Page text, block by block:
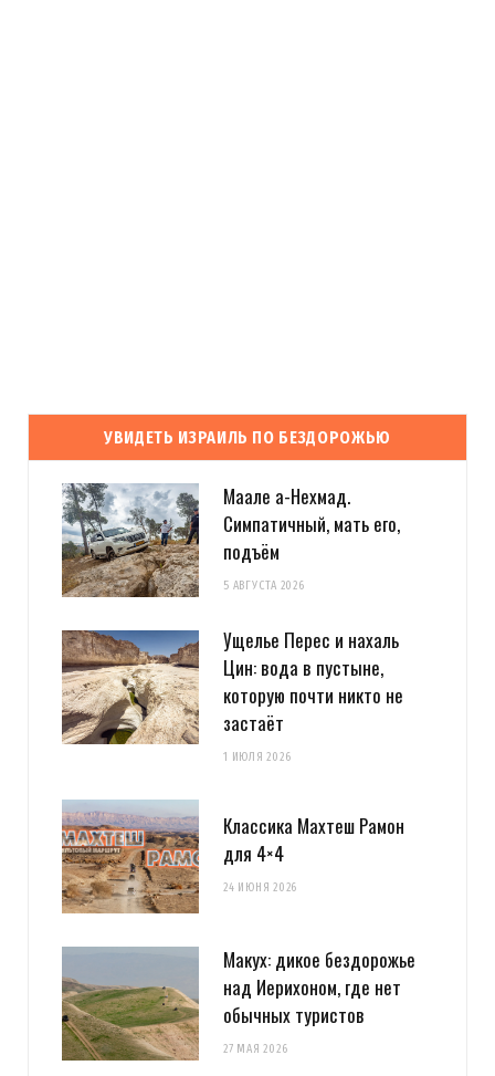
УВИДЕТЬ ИЗРАИЛЬ ПО БЕЗДОРОЖЬЮ
Маале а-Нехмад.
Симпатичный, мать его,
подъём
5 АВГУСТА 2026
Ущелье Перес и нахаль
Цин: вода в пустыне,
которую почти никто не
застаёт
1 ИЮЛЯ 2026
Классика Махтеш Рамон
для 4×4
24 ИЮНЯ 2026
Макух: дикое бездорожье
над Иерихоном, где нет
обычных туристов
27 МАЯ 2026